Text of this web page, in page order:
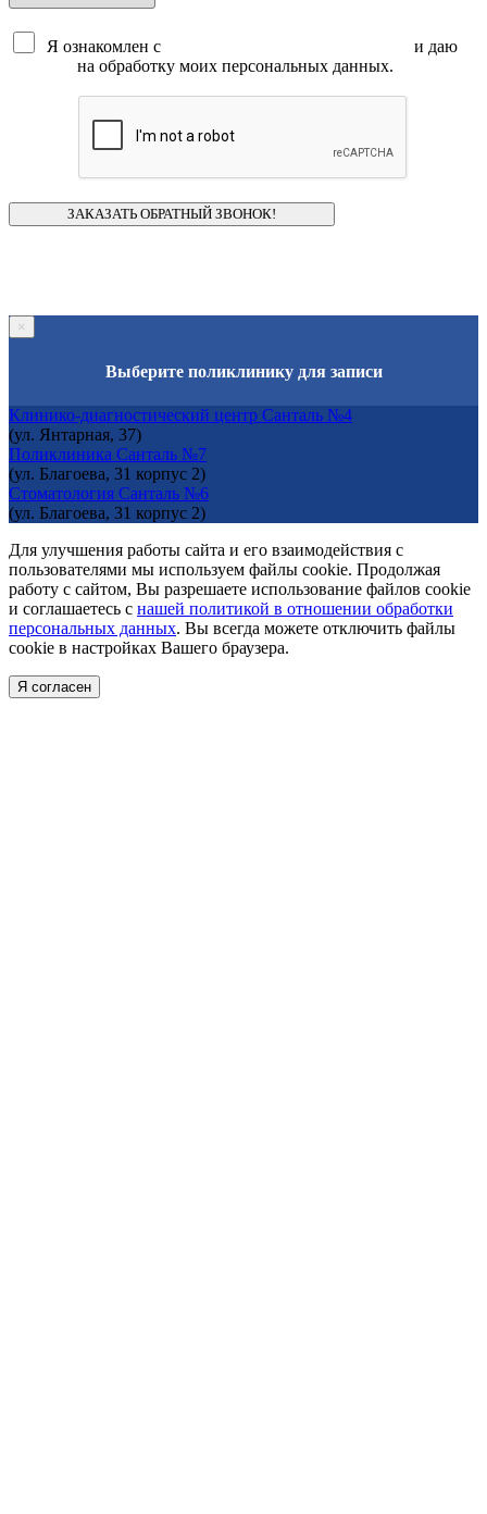
Я ознакомлен с
и даю
на обработку моих персональных данных.
×
Выберите поликлинику для записи
Клинико-диагностический центр Санталь №4
(ул. Янтарная, 37)
Поликлиника Санталь №7
(ул. Благоева, 31 корпус 2)
Стоматология Санталь №6
(ул. Благоева, 31 корпус 2)
Для улучшения работы сайта и его взаимодействия с
пользователями мы используем файлы cookie. Продолжая
работу с сайтом, Вы разрешаете использование файлов cookie
и соглашаетесь с нашей политикой в отношении обработки
персональных данных. Вы всегда можете отключить файлы
cookie в настройках Вашего браузера.
Я согласен